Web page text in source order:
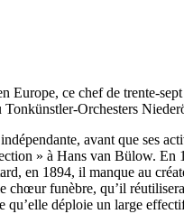
ce chef de trente-
Orchesters
avant que ses
» à Hans van Bülow. En
en 1894, il manque au
chœur funèbre, qu’il
qu’elle déploie un large